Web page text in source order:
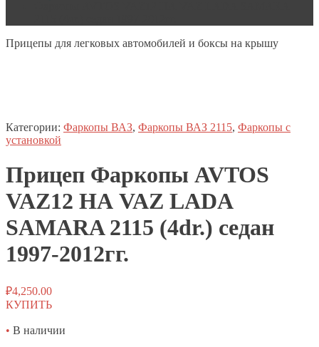
Прицепы для легковых автомобилей и боксы на крышу
Категории: Фаркопы ВАЗ, Фаркопы ВАЗ 2115, Фаркопы с
установкой
Прицеп Фаркопы AVTOS
VAZ12 НА VAZ LADA
SAMARA 2115 (4dr.) седан
1997-2012гг.
₽4,250.00
КУПИТЬ
• В наличии